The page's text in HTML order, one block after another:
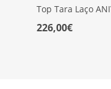
Top Tara Laço
226,00€